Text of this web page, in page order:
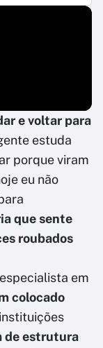
e voltar para
estuda
porque viram
eu não
que sente
roubados
em
colocado
de estrutura